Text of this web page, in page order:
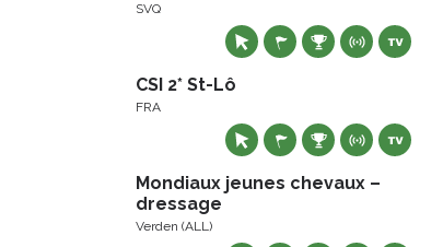
SVQ
CSI 2* St-Lô
FRA
Mondiaux jeunes chevaux –
dressage
Verden (ALL)